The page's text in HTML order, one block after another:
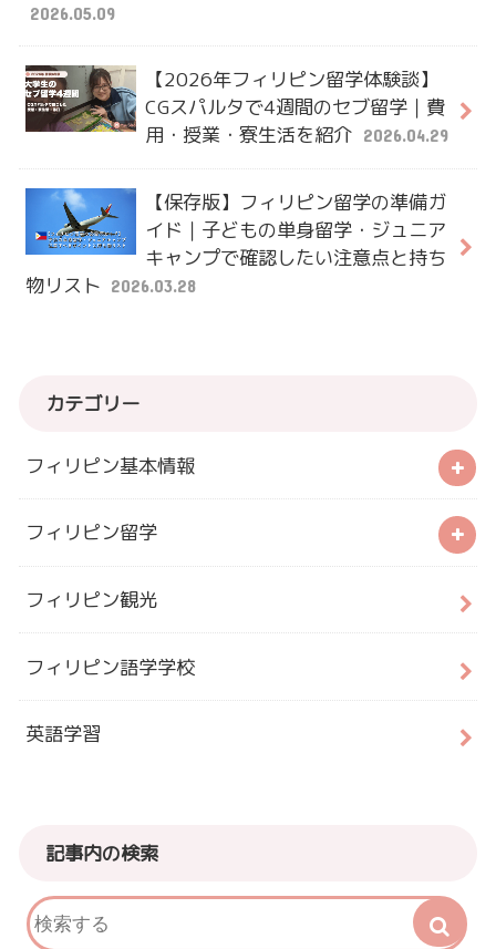
2026.05.09
【2026年フィリピン留学体験談】
CGスパルタで4週間のセブ留学｜費
用・授業・寮生活を紹介
2026.04.29
【保存版】フィリピン留学の準備ガ
イド｜子どもの単身留学・ジュニア
キャンプで確認したい注意点と持ち
物リスト
2026.03.28
カテゴリー
フィリピン基本情報
フィリピン留学
フィリピン観光
フィリピン語学学校
英語学習
記事内の検索